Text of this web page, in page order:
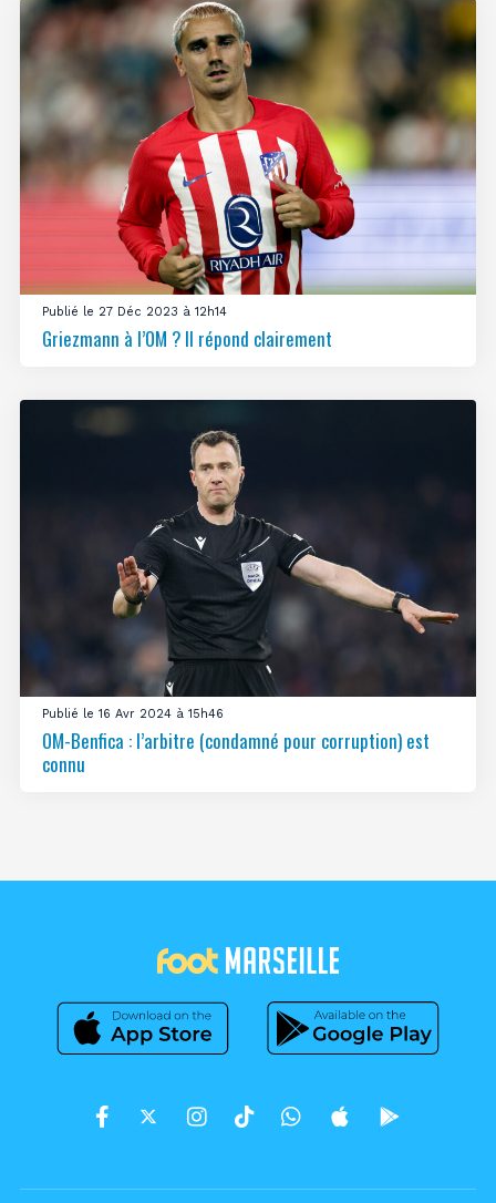
Publié le 27 Déc 2023 à 12h14
Griezmann à l’OM ? Il répond clairement
Publié le 16 Avr 2024 à 15h46
OM-Benfica : l’arbitre (condamné pour corruption) est
connu